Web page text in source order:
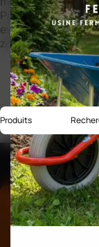
Pratique, robuste
est une solution
zones sensibles
Produits